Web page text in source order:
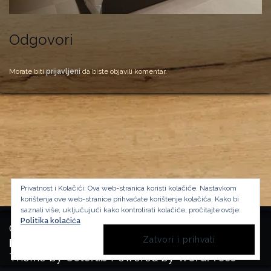
Odgovori
Morate biti prijavljenida biste objavili komentar.
Copyright Manufactura Historica, 2024.
Background image by kbzaon Freepik
Theme byColorlibPowered byWordPress BACK
Privatnost i Kolačići: Ova web-stranica koristi kolačiće. Nastavkom
korištenja ove web-stranice prihvaćate korištenje kolačića. Kako bi
saznali više, uključujući kako kontrolirati kolačiće, pročitajte ovdje:
Politika kolačića